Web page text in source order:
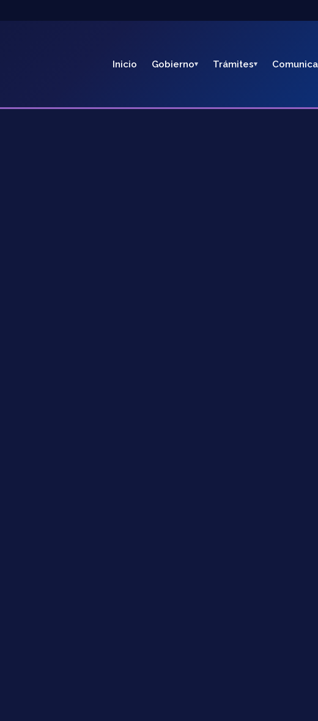
Inicio Gobierno Trámites